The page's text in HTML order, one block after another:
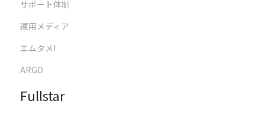
サポート体制
運用メディア
エムタメ!
ARGO
Fullstar